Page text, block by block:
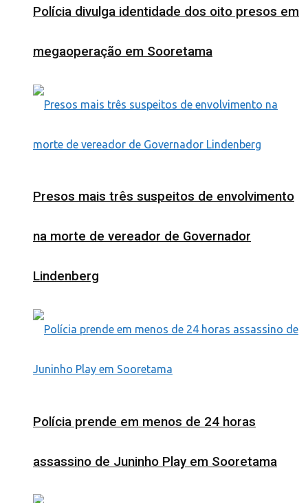
Polícia divulga identidade dos oito presos em
megaoperação em Sooretama
Presos mais três suspeitos de envolvimento
na morte de vereador de Governador
Lindenberg
Polícia prende em menos de 24 horas
assassino de Juninho Play em Sooretama